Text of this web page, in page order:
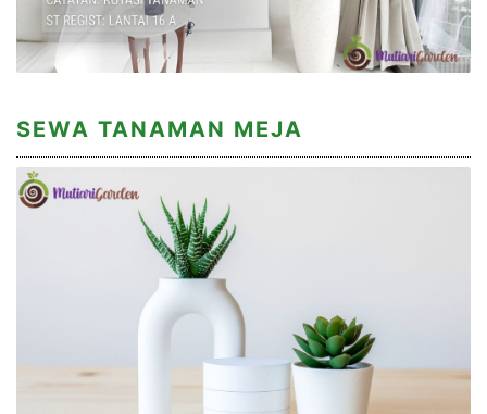
SEWA TANAMAN MEJA